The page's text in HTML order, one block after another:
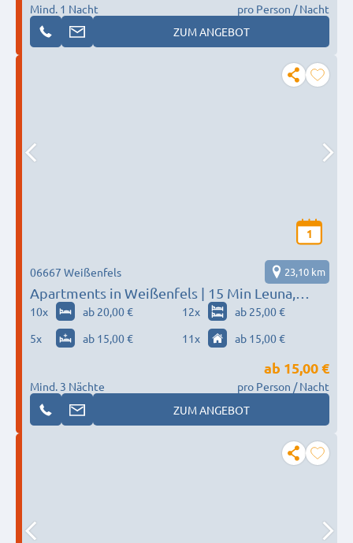
Mind. 1 Nacht
pro Person / Nacht
ZUM ANGEBOT
1
Apartments in Weißenfels | 15 Min Leuna,
Hohenmölsen, Meineweh
06667 Weißenfels 23,10 km
10x ab 20,00 € 12x
ab 25,00 €
5x ab 15,00 € 11x ab 15,00 €
Mind. 3 Nächte
ab 15,00 €
pro Person / Nacht
ZUM ANGEBOT